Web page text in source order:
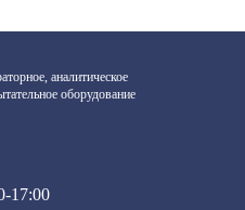
аналитическое
оборудование
17:00